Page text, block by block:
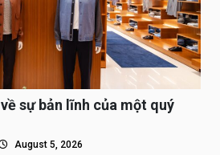
sự bản lĩnh của một quý
August 5, 2026